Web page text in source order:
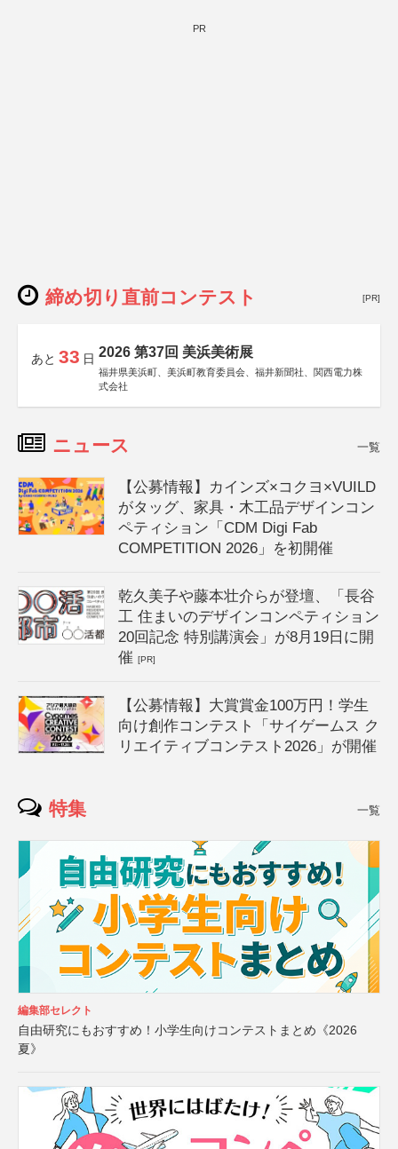
PR
締め切り直前コンテスト [PR]
あと 33 日 2026 第37回 美浜美術展
福井県美浜町、美浜町教育委員会、福井新聞社、関西電力株
式会社
ニュース 一覧
【公募情報】カインズ×コクヨ×VUILD
がタッグ、家具・木工品デザインコン
ペティション「CDM Digi Fab
COMPETITION 2026」を初開催
乾久美子や藤本壮介らが登壇、「長谷
工 住まいのデザインコンペティション
20回記念 特別講演会」が8月19日に開
催[PR]
【公募情報】大賞賞金100万円！学生
向け創作コンテスト「サイゲームス ク
リエイティブコンテスト2026」が開催
特集 一覧
編集部セレクト
自由研究にもおすすめ！小学生向けコンテストまとめ《2026
夏》